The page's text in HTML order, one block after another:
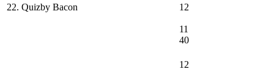
22. Quizby Bacon 12
11
40
12